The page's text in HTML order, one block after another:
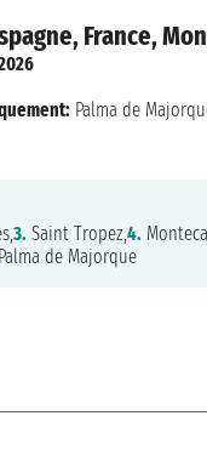
France,
Palma de
3. Saint Tropez,4.
Palma de Majorque